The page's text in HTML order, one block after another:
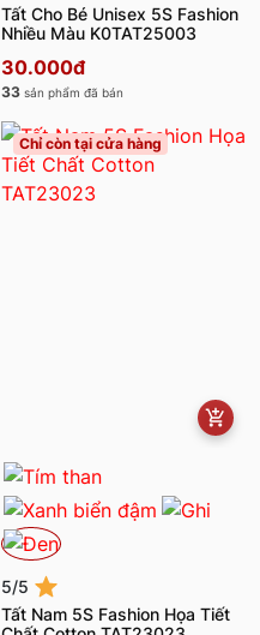
Tất Cho Bé Unisex 5S Fashion
Nhiều Màu K0TAT25003
30.000đ
33 sản phẩm đã bán
Chỉ còn tại cửa hàng
5/5
Tất Nam 5S Fashion Họa Tiết